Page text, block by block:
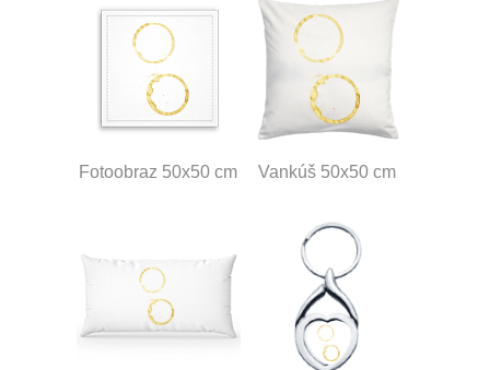
Fotoobraz 50x50 cm Vankúš 50x50 cm